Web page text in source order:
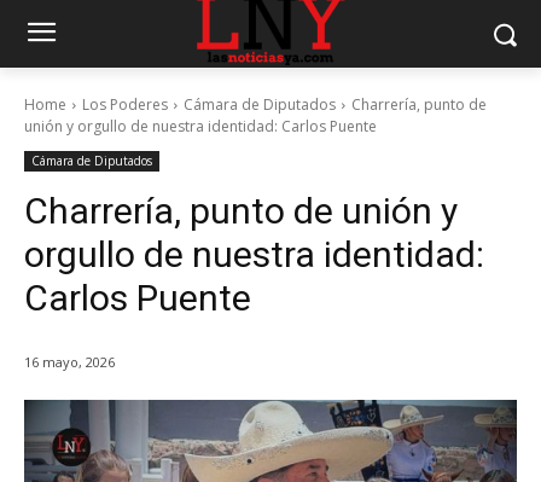
Home Los Poderes Cámara de Diputados
Charrería, punto de
unión y orgullo de nuestra identidad: Carlos Puente
Cámara de Diputados
Charrería, punto de unión y
orgullo de nuestra identidad:
Carlos Puente
16 mayo, 2026